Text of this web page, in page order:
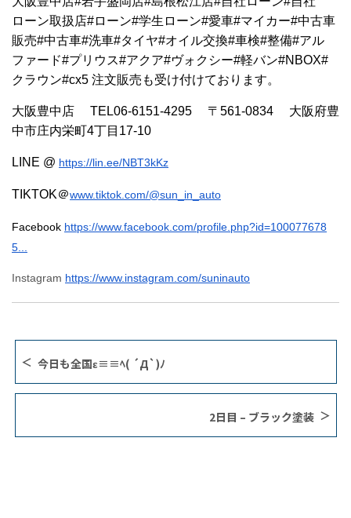
ローン取扱店#ローン#学生ローン#愛車#マイカー#中古車
販売#中古車#洗車#タイヤ#オイル交換#車検#整備#アル
ファード#プリウス#アクア#ヴォクシー#軽バン#NBOX#
クラウン#cx5 注文販売も受け付けております。
大阪豊中店 TEL06-6151-4295 〒561-0834 大阪府豊
中市庄内栄町4丁目17-10
LINE @ https://lin.ee/NBT3kKz
TIKTOK＠www.tiktok.com/@sun_in_auto
Facebook https://www.facebook.com/profile.php?id=100077678
5...
Instagram https://www.instagram.com/suninauto
今日も全国ε≡≡ﾍ( ´Д`)ﾉ
2日目 – ブラック塗装